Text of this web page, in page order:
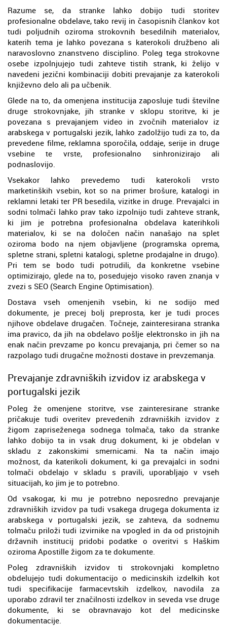
Razume se, da stranke lahko dobijo tudi storitev
profesionalne obdelave, tako revij in časopisnih člankov kot
tudi poljudnih oziroma strokovnih besedilnih materialov,
katerih tema je lahko povezana s katerokoli družbeno ali
naravoslovno znanstveno disciplino. Poleg tega strokovne
osebe izpolnjujejo tudi zahteve tistih strank, ki želijo v
navedeni jezični kombinaciji dobiti prevajanje za katerokoli
književno delo ali pa učbenik.
Glede na to, da omenjena institucija zaposluje tudi številne
druge strokovnjake, jih stranke v sklopu storitve, ki je
povezana s prevajanjem video in zvočnih materialov iz
arabskega v portugalski jezik, lahko zadolžijo tudi za to, da
prevedene filme, reklamna sporočila, oddaje, serije in druge
vsebine te vrste, profesionalno sinhronizirajo ali
podnaslovijo.
Vsekakor lahko prevedemo tudi katerokoli vrsto
marketinških vsebin, kot so na primer brošure, katalogi in
reklamni letaki ter PR besedila, vizitke in druge. Prevajalci in
sodni tolmači lahko prav tako izpolnijo tudi zahteve strank,
ki jim je potrebna profesionalna obdelava katerihkoli
materialov, ki se na določen način nanašajo na splet
oziroma bodo na njem objavljene (programska oprema,
spletne strani, spletni katalogi, spletne prodajalne in drugo).
Pri tem se bodo tudi potrudili, da konkretne vsebine
optimizirajo, glede na to, posedujejo visoko raven znanja v
zvezi s SEO (Search Engine Optimisation).
Dostava vseh omenjenih vsebin, ki ne sodijo med
dokumente, je precej bolj preprosta, ker je tudi proces
njihove obdelave drugačen. Točneje, zainteresirana stranka
ima pravico, da jih na obdelavo pošlje elektronsko in jih na
enak način prevzame po koncu prevajanja, pri čemer so na
razpolago tudi drugačne možnosti dostave in prevzemanja.
Prevajanje zdravniških izvidov iz arabskega v
portugalski jezik
Poleg že omenjene storitve, vse zainteresirane stranke
pričakuje tudi overitev prevedenih zdravniških izvidov z
žigom zapriseženega sodnega tolmača, tako da stranke
lahko dobijo ta in vsak drug dokument, ki je obdelan v
skladu z zakonskimi smernicami. Na ta način imajo
možnost, da katerikoli dokument, ki ga prevajalci in sodni
tolmači obdelajo v skladu s pravili, uporabljajo v vseh
situacijah, ko jim je to potrebno.
Od vsakogar, ki mu je potrebno neposredno prevajanje
zdravniških izvidov pa tudi vsakega drugega dokumenta iz
arabskega v portugalski jezik, se zahteva, da sodnemu
tolmaču priloži tudi izvirnike na vpogled in da od pristojnih
državnih institucij pridobi podatke o overitvi s Haškim
oziroma Apostille žigom za te dokumente.
Poleg zdravniških izvidov ti strokovnjaki kompletno
obdelujejo tudi dokumentacijo o medicinskih izdelkih kot
tudi specifikacije farmacevtskih izdelkov, navodila za
uporabo zdravil ter značilnosti izdelkov in seveda vse druge
dokumente, ki se obravnavajo kot del medicinske
dokumentacije.